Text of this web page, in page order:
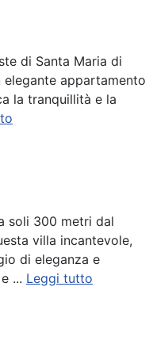
di Santa Maria di
appartamento
la tranquillità e la
soli 300 metri dal
villa incantevole,
di eleganza e
... Leggi tutto